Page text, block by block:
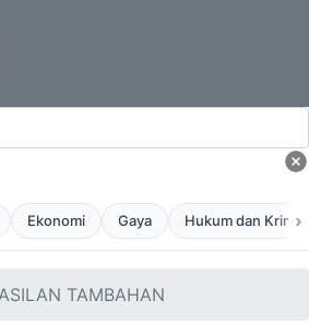
Ekonomi Gaya Hukum dan ›
TAMBAHAN